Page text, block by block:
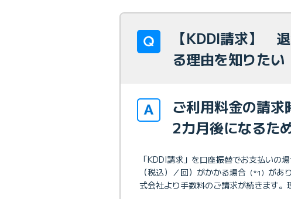
【KDDI請求】
る理由を知りたい
ご利用料金の請
2カ月後になるた
「KDDI請求」を口座振替でお支払いの
（税込）／回）がかかる場合 （*1） があ
式会社より手数料のご請求が続きます。